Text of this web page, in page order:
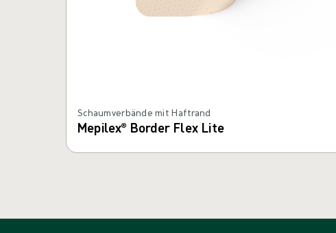
Schaumverbände mit Haftrand
Mepilex® Border Flex Lite